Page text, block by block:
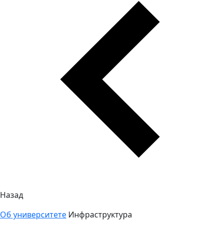
Назад
Об университете Инфраструктура